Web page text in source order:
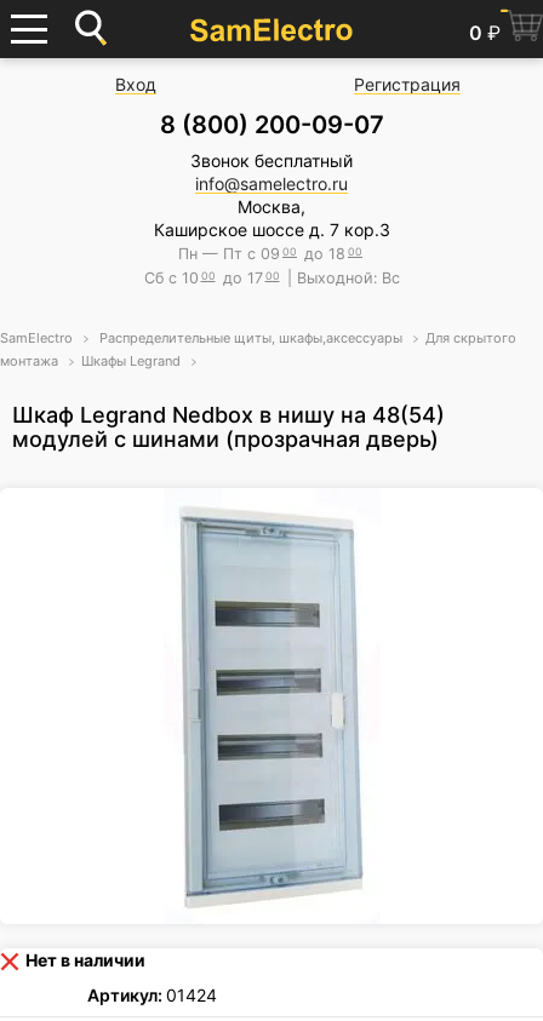
0 ₽
Вход Регистрация
8 (800) 200-09-07
Звонок бесплатный
info@samelectro.ru
Москва,
Каширское шоссе д. 7 кор.3
Пн — Пт с 09 00 до 18 00
Сб с 10 00 до 17 00 | Выходной: Вс
SamElectro Распределительные щиты, шкафы,аксессуары
Для скрытого
монтажа
Шкафы Legrand
Шкаф Legrand Nedbox в нишу на 48(54)
модулей с шинами (прозрачная дверь)
Нет в наличии
Артикул:01424